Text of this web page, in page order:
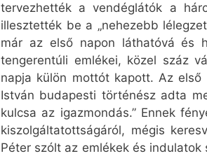
tervezhették a vendéglátók a
illesztették be a „nehezebb
már az első napon láthatóvá és
tengerentúli emlékei, közel száz
napja külön mottót kapott. Az első
István budapesti történész adta
kulcsa az igazmondás.” Ennek
kiszolgáltatottságáról, mégis
Péter szólt az emlékek és